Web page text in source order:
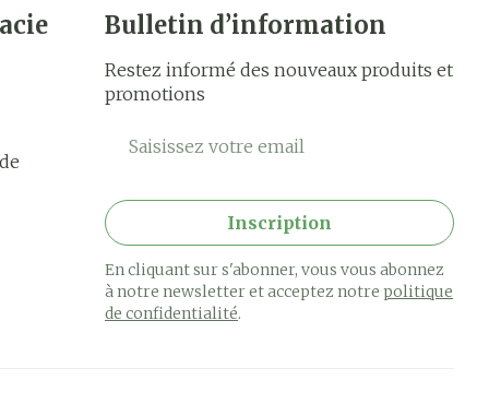
Bulletin d’information
Restez informé des nouveaux produits et
promotions
Adresse mail
Inscription
En cliquant sur s'abonner, vous vous abonnez
à notre newsletter et acceptez notrepolitique
de confidentialité.